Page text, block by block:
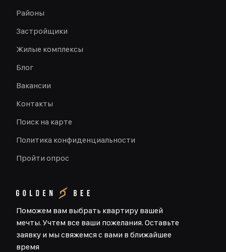
Поможем вам выбрать квартиру вашей
мечты. Учтем все ваши пожелания. Оставьте
заявку и мы свяжемся с вами в ближайшее
время
Районы
Застройщики
Жилые комплексы
Блог
Вакансии
Контакты
Поиск на карте
Политика конфиденциальности
Пройти опрос